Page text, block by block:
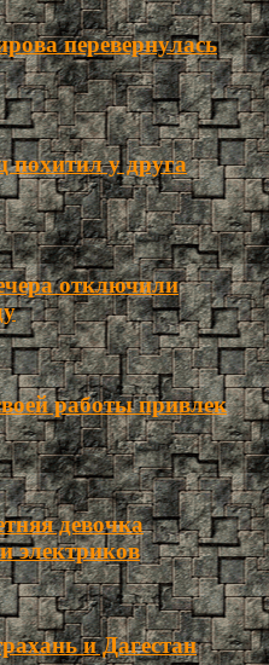
перевернулась
похитил у друга
отключили
работы привлек
девочка
электриков
и Дагестан